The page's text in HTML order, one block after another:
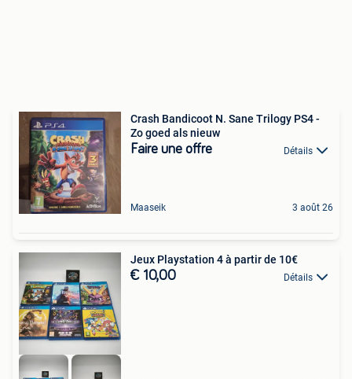
Crash Bandicoot N. Sane Trilogy PS4 -
Zo goed als nieuw
Faire une offre Détails
Maaseik 3 août 26
Jeux Playstation 4 à partir de 10€
€ 10,00 Détails